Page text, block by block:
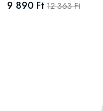
9 890 Ft 12 363 Ft